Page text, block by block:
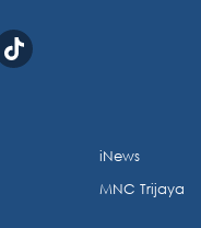
iNews
MNC Trijaya